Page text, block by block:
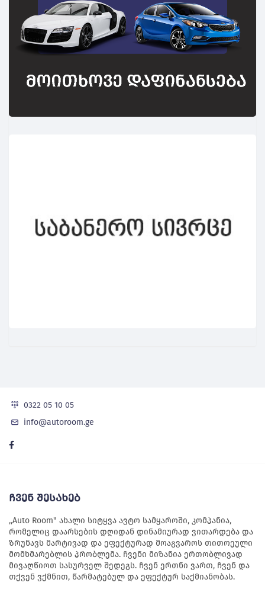
0322 05 10 05
info@autoroom.ge
ჩვენ შესახებ
,,Auto Room" ახალი სიტყვა ავტო სამყაროში, კომპანია,
რომელიც დაარსების დღიდან დინამიურად ვითარდება და
ზრუნავს მარტივად და ეფექტურად მოაგვაროს თითოეული
მომხმარებლის პრობლემა. ჩვენი მიზანია ერთობლივად
მივაღწიოთ სასურველ შედეგს. ჩვენ ერთნი ვართ, ჩვენ და
თქვენ ვქმნით, წარმატებულ და ეფექტურ საქმიანობას.